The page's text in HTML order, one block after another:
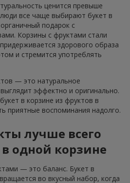
ценится превыше
все чаще выбирают букет в
подарок с
Корзины с фруктами стали
здорового образа
и стремится употреблять
— это натуральное
эффектно и оригинально.
в корзине из фруктов в
приятные воспоминания надолго.
лучше всего
одной корзине
— это баланс. Букет в
во вкусный набор, когда